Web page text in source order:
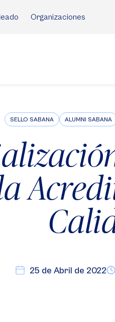
Organizaciones
SELLO SABANA ALUMNI SABANA
25 de Abril de 2022